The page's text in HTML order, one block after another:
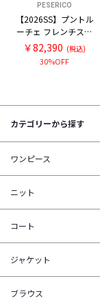
PESERICO
【2026SS】プントル
ーチェ フレンチスリ
ーブ スキッパー麻綿
ニット
￥82,390 (税込)
30%OFF
カテゴリーから探す
ワンピース
ニット
コート
ジャケット
ブラウス